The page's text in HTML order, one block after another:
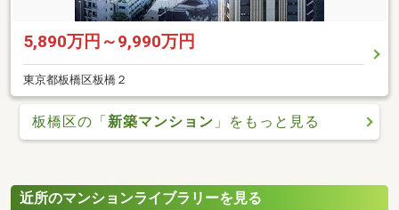
5,890万円～9,990万円
東京都板橋区板橋２
板橋区の「新築マンション 」をもっと見る
近所のマンションライブラリーを見る